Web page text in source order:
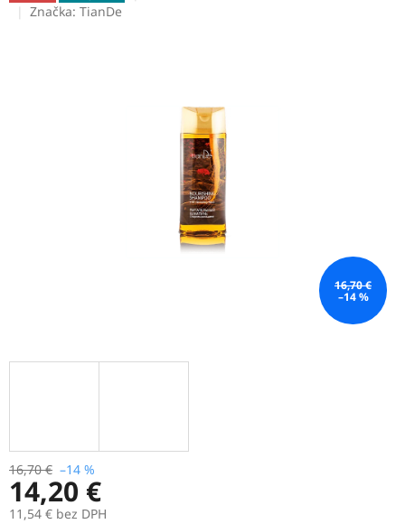
hviezdičiek.
Značka: TianDe
16,70 €
–14 %
16,70 € –14 %
14,20 €
11,54 € bez DPH